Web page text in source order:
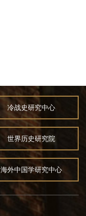
冷战史研究中心
世界历史研究院
海外中国学研究中心